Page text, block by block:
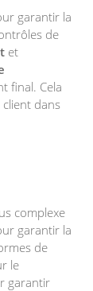
garantir la
de
et
final. Cela
dans
complexe
garantir la
de
le
garantir